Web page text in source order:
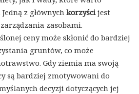
z głównych korzyścijest
zasobami.
ceny może skłonić do bardziej
gruntów, co może
Gdy ziemia ma swoją
są bardziej zmotywowani do
decyzji dotyczących jej